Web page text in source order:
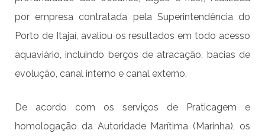
por empresa contratada pela Superintendência do
Porto de Itajaí, avaliou os resultados em todo acesso
aquaviário, incluindo berços de atracação, bacias de
evolução, canal interno e canal externo.
De acordo com os serviços de Praticagem e
homologação da Autoridade Marítima (Marinha), os